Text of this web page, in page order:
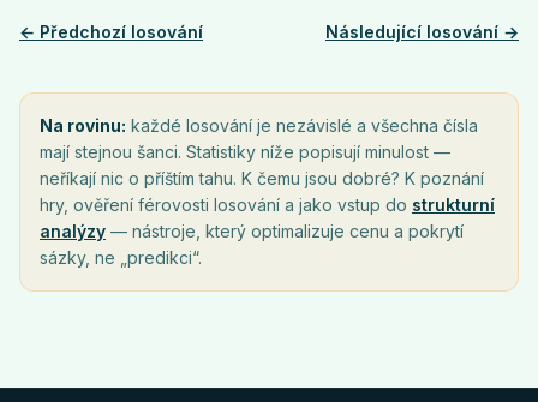
← Předchozí losování Následující losování →
Na rovinu: každé losování je nezávislé a všechna čísla
mají stejnou šanci. Statistiky níže popisují minulost —
neříkají nic o příštím tahu. K čemu jsou dobré? K poznání
hry, ověření férovosti losování a jako vstup do strukturní
analýzy — nástroje, který optimalizuje cenu a pokrytí
sázky, ne „predikci“.